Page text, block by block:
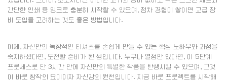
간단한 인쇄 용 잉크로 충분히 시작할 수 있으며, 점차 경험이 쌓이면 고급 장
비 도입을 고려하는 것도 좋은 방법입니다.
이제, 자신만의 독창적인 티셔츠를 손쉽게 만들 수 있는 핵심 노하우와 과정을
숙지하셨다면, 도전할 준비가 된 셈입니다. 누구나 열정만 있다면, 이 5단계
프로세스로 단 3시간 만에 자신만의 특별한 작품을 탄생시킬 수 있으며, 그것
이 바로 창작의 묘미이자 자신감의 원천입니다. 지금 바로 프로젝트를 시작해